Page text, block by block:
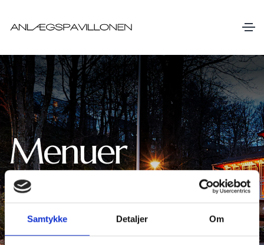
Samtykke Detaljer Om
Menuer
Vi sammensætter sæsonens bedste